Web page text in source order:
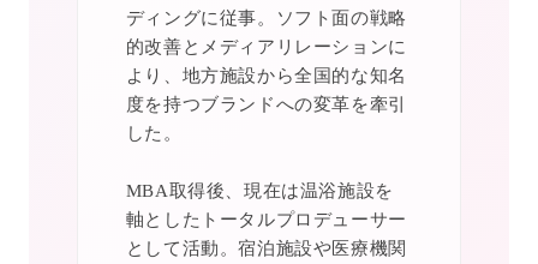
ディングに従事。ソフト面の戦略
的改善とメディアリレーションに
より、地方施設から全国的な知名
度を持つブランドへの変革を牽引
した。
MBA取得後、現在は温浴施設を
軸としたトータルプロデューサー
として活動。宿泊施設や医療機関